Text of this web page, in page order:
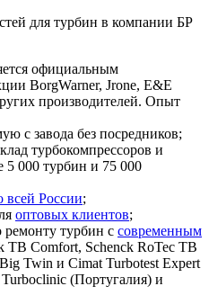
для турбин в компании БР
официальным
BorgWarner, Jrone, E&E
производителей. Опыт
с завода без посредников;
турбокомпрессоров и
5 000 турбин и 75 000
всей России;
оптовых клиентов;
ремонту турбин с современным
TB Comfort, Schenck RoTec TB
Twin и Cimat Turbotest Expert
(Португалия) и